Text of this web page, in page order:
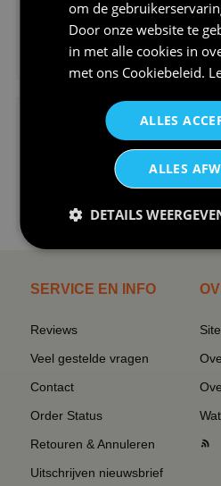
€24,95
V-hals shirt rood
I love korfbal t-
SERVICE EN INFO
Reviews
Veel gestelde vragen
Contact
Order Status
Retouren & Annuleren
Uitschrijven nieuwsbrief
om de
Door onze website te
in met alle cookies in
met ons Cookiebeleid.
ALLES
ALLES
DETAILS